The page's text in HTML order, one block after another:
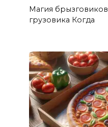
Магия
грузовика Когда